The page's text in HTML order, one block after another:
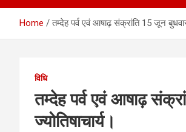
Home तम्देह पर्व एवं आषाढ़ संक्रांति 15 जून बुधवार
विधि
तम्देह पर्व एवं आषाढ़
ज्योतिषाचार्य।